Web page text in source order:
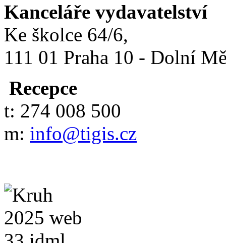
Kanceláře vydavatelství
Ke školce 64/6,
111 01 Praha 10 - Dolní
Recepce
t: 274 008 500
m: info@tigis.cz